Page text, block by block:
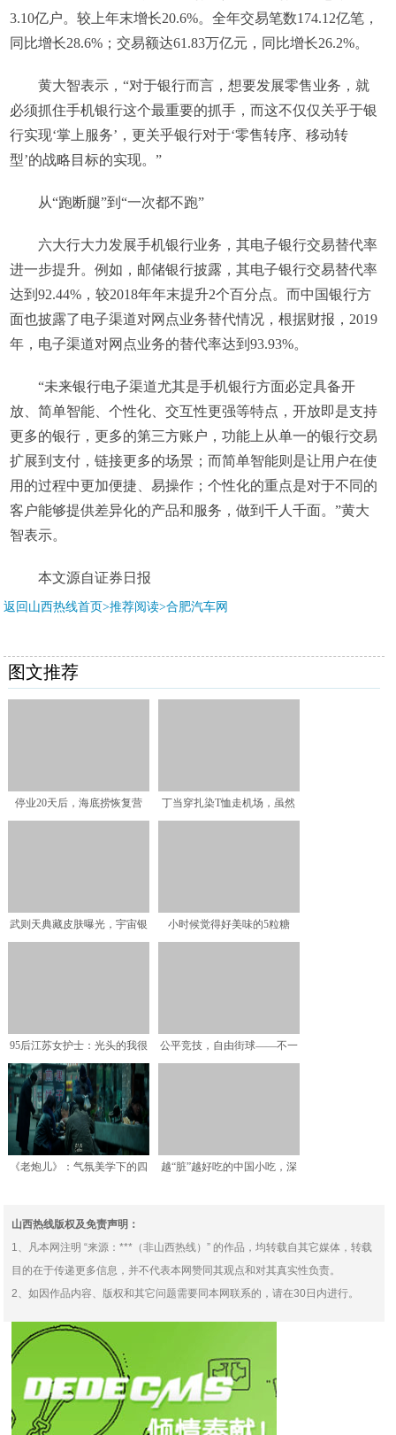
3.10亿户。较上年末增长20.6%。全年交易笔数174.12亿笔，
同比增长28.6%；交易额达61.83万亿元，同比增长26.2%。
黄大智表示，“对于银行而言，想要发展零售业务，就
必须抓住手机银行这个最重要的抓手，而这不仅仅关乎于银
行实现‘掌上服务’，更关乎银行对于‘零售转序、移动转
型’的战略目标的实现。”
从“跑断腿”到“一次都不跑”
六大行大力发展手机银行业务，其电子银行交易替代率
进一步提升。例如，邮储银行披露，其电子银行交易替代率
达到92.44%，较2018年年末提升2个百分点。而中国银行方
面也披露了电子渠道对网点业务替代情况，根据财报，2019
年，电子渠道对网点业务的替代率达到93.93%。
“未来银行电子渠道尤其是手机银行方面必定具备开
放、简单智能、个性化、交互性更强等特点，开放即是支持
更多的银行，更多的第三方账户，功能上从单一的银行交易
扩展到支付，链接更多的场景；而简单智能则是让用户在使
用的过程中更加便捷、易操作；个性化的重点是对于不同的
客户能够提供差异化的产品和服务，做到千人千面。”黄大
智表示。
本文源自证券日报
返回山西热线首页>推荐阅读>合肥汽车网
图文推荐
停业20天后，海底捞恢复营
丁当穿扎染T恤走机场，虽然
武则天典藏皮肤曝光，宇宙银
小时候觉得好美味的5粒糖
95后江苏女护士：光头的我很
酷！
公平竞技，自由街球——不一
《老炮儿》：气氛美学下的四
越“脏”越好吃的中国小吃，深
山西热线版权及免责声明：
1、凡本网注明 “来源：***（非山西热线）” 的作品，均转载自其它媒体，转载
目的在于传递更多信息，并不代表本网赞同其观点和对其真实性负责。
2、如因作品内容、版权和其它问题需要同本网联系的，请在30日内进行。